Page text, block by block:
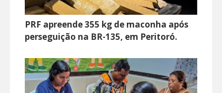
PRF apreende 355 kg de maconha após
perseguição na BR-135, em Peritoró.